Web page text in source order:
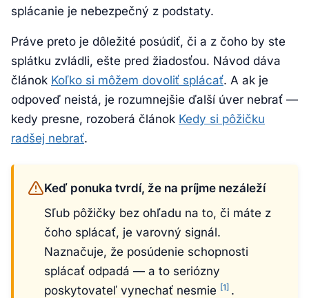
splácanie je nebezpečný z podstaty.
Práve preto je dôležité posúdiť, či a z čoho by ste
splátku zvládli, ešte pred žiadosťou. Návod dáva
článok Koľko si môžem dovoliť splácať. A ak je
odpoveď neistá, je rozumnejšie ďalší úver nebrať —
kedy presne, rozoberá článok Kedy si pôžičku
radšej nebrať.
Keď ponuka tvrdí, že na príjme nezáleží
Sľub pôžičky bez ohľadu na to, či máte z
čoho splácať, je varovný signál.
Naznačuje, že posúdenie schopnosti
splácať odpadá — a to seriózny
poskytovateľ vynechať nesmie [1] .